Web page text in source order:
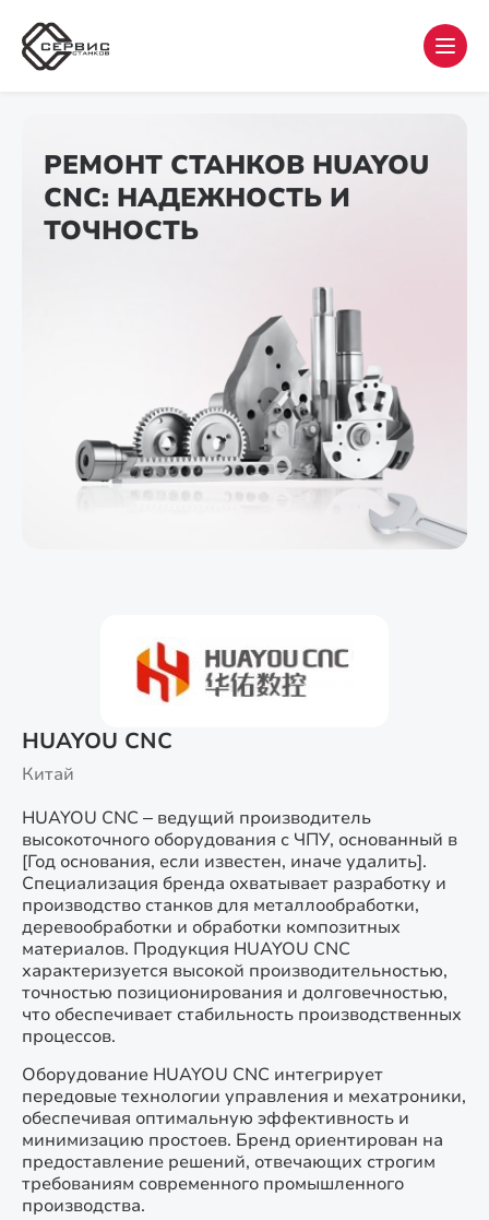
РЕМОНТ СТАНКОВ HUAYOU
CNC: НАДЕЖНОСТЬ И
ТОЧНОСТЬ
HUAYOU CNC
Китай
HUAYOU CNC – ведущий производитель
высокоточного оборудования с ЧПУ, основанный в
[Год основания, если известен, иначе удалить].
Специализация бренда охватывает разработку и
производство станков для металлообработки,
деревообработки и обработки композитных
материалов. Продукция HUAYOU CNC
характеризуется высокой производительностью,
точностью позиционирования и долговечностью,
что обеспечивает стабильность производственных
процессов.
Оборудование HUAYOU CNC интегрирует
передовые технологии управления и мехатроники,
обеспечивая оптимальную эффективность и
минимизацию простоев. Бренд ориентирован на
предоставление решений, отвечающих строгим
требованиям современного промышленного
производства.